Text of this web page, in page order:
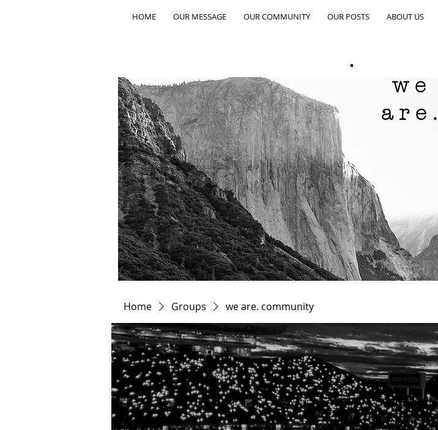
HOME OUR MESSAGE OUR COMMUNITY OUR POSTS ABOUT US
we
are.
Home Groups we are. community